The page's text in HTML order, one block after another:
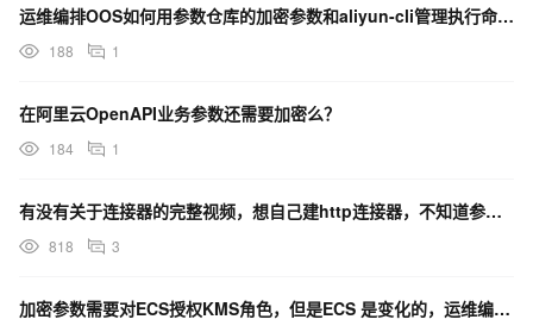
运维编排OOS如何用参数仓库的加密参数和aliyun-cli管理执行命令中的密码？
188 1
在阿里云OpenAPI业务参数还需要加密么？
184 1
有没有关于连接器的完整视频，想自己建http连接器，不知道参数怎么传，另外可以支持md5加密嘛？求解
818 3
加密参数需要对ECS授权KMS角色，但是ECS 是变化的，运维编排OOS这种要每个实例都加上角色吗？